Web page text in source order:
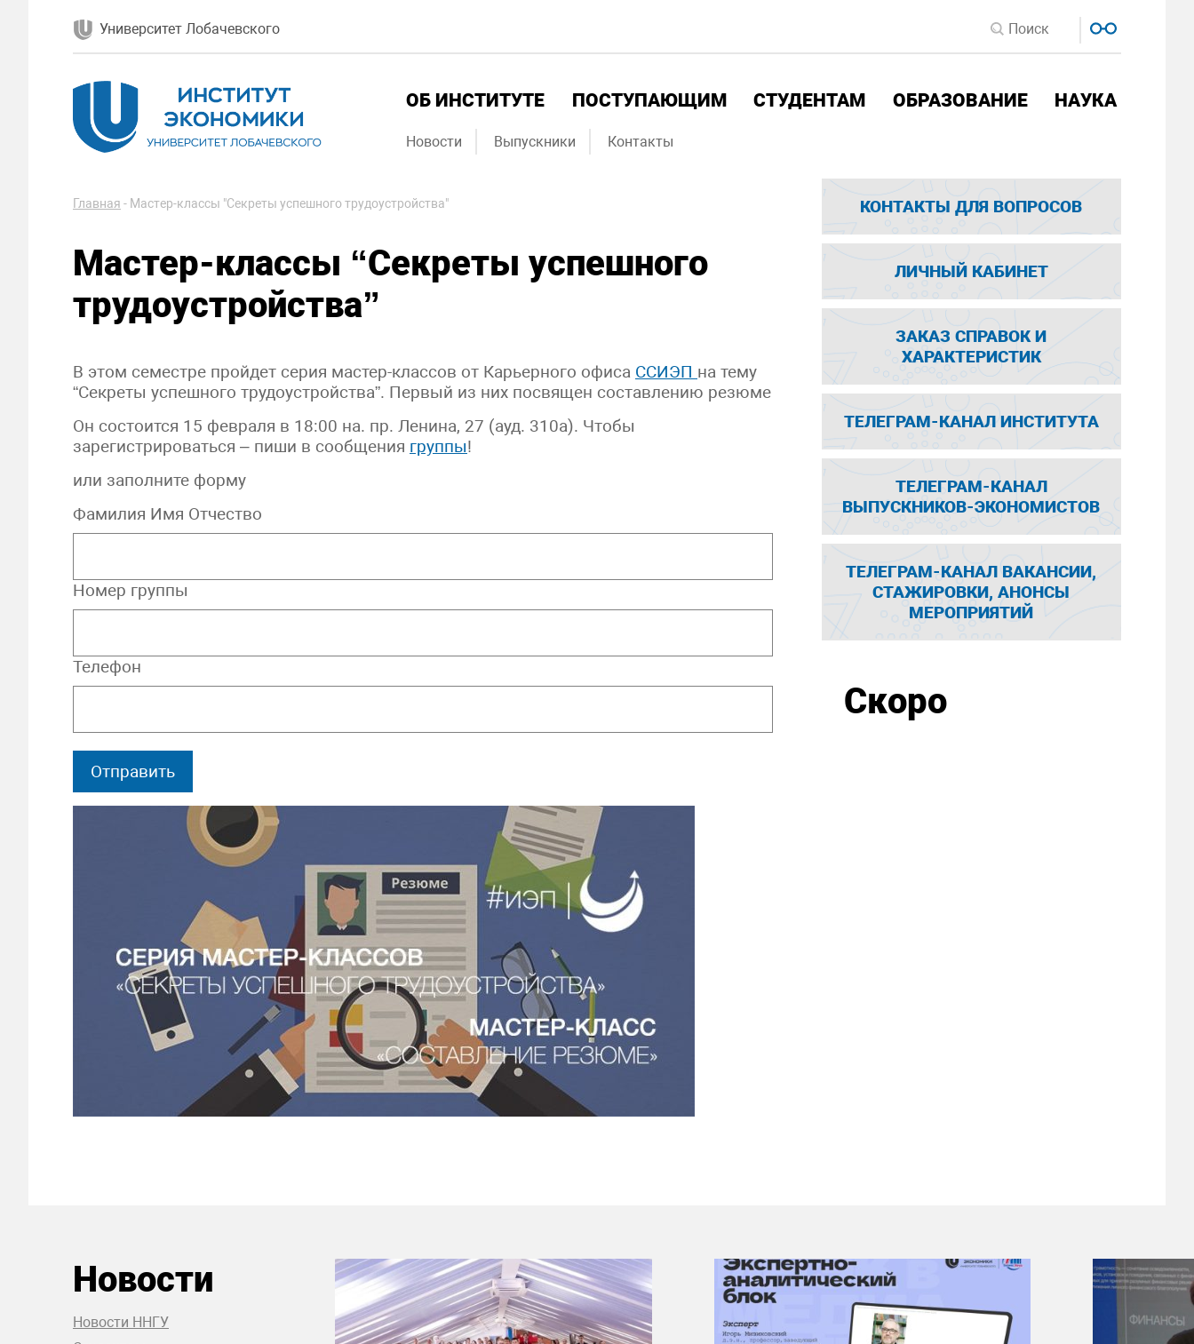
Университет Лобачевского
ОБ ИНСТИТУТЕ ПОСТУПАЮЩИМ СТУДЕНТАМ ОБРАЗОВАНИЕ НАУКА
Новости Выпускники Контакты
Главная - Мастер-классы "Секреты успешного трудоустройства"
Мастер-классы “Секреты успешного
трудоустройства”
В этом семестре пройдет серия мастер-классов от Карьерного офиса ССИЭП на тему
“Секреты успешного трудоустройства”. Первый из них посвящен составлению резюме
Он состоится 15 февраля в 18:00 на. пр. Ленина, 27 (ауд. 310а). Чтобы
зарегистрироваться – пиши в сообщения группы!
или заполните форму
Фамилия Имя Отчество
Номер группы
Телефон
КОНТАКТЫ ДЛЯ ВОПРОСОВ
ЛИЧНЫЙ КАБИНЕТ
ЗАКАЗ СПРАВОК И
ХАРАКТЕРИСТИК
ТЕЛЕГРАМ-КАНАЛ ИНСТИТУТА
ТЕЛЕГРАМ-КАНАЛ
ВЫПУСКНИКОВ-ЭКОНОМИСТОВ
ТЕЛЕГРАМ-КАНАЛ ВАКАНСИИ,
СТАЖИРОВКИ, АНОНСЫ
МЕРОПРИЯТИЙ
Скоро
Новости
Новости ННГУ